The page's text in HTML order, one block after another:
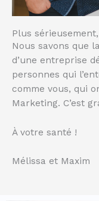
Plus
Nous savons que
d’une entreprise
personnes qui
comme vous, qui
Marketing. C’est
À votre santé !
Mélissa et Maxim